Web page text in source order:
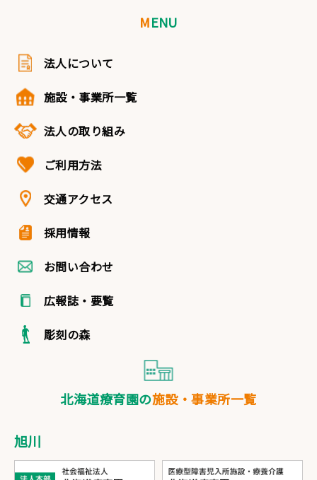
MENU
法人について
施設・事業所一覧
法人の取り組み
ご利用方法
交通アクセス
採用情報
お問い合わせ
広報誌・要覧
彫刻の森
北海道療育園の施設・事業所一覧
旭川